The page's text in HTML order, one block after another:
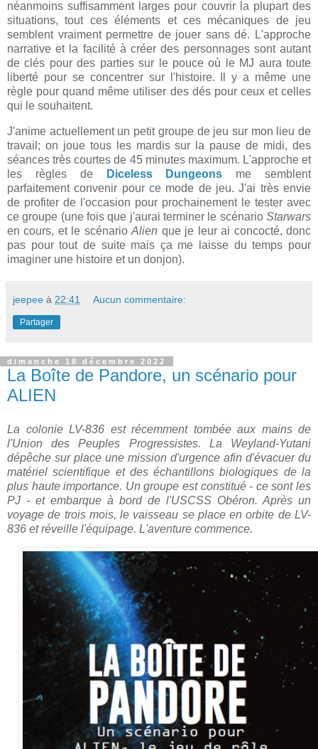
néanmoins suffisamment larges pour couvrir la plupart des
situations, tout ces éléments et ces mécaniques de jeu
semblent vraiment permettre de jouer sans dé. L'approche
narrative et la facilité à créer des personnages sont autant
de clés pour des parties sur le pouce où le MJ aura toute
liberté pour se concentrer sur l'histoire. Il y a même une
règle pour quand même utiliser des dés pour ceux et celles
qui le souhaitent.
J'anime actuellement un petit groupe de jeu sur mon lieu de
travail; on joue tous les mardis sur la pause de midi, des
séances très courtes de 45 minutes maximum. L'approche et
les règles de
Diceless Dungeons me semblent
parfaitement convenir pour ce mode de jeu. J'ai très envie
de profiter de l'occasion pour prochainement le tester avec
ce groupe (une fois que j'aurai terminer le scénario Starwars
en cours, et le scénarioAlien que je leur ai concocté, donc
pas pour tout de suite mais ça me laisse du temps pour
imaginer une histoire et un donjon).
jeepee à 22:41 Aucun commentaire:
Partager
dimanche 18 décembre 2022
La Boîte de Pandore, un scénario pour
ALIEN
La colonie LV-836 est récemment tombée aux mains de
l'Union des Peuples Progressistes. La Weyland-Yutani
dépêche sur place une mission d'urgence afin d'évacuer du
matériel scientifique et des échantillons biologiques de la
plus haute importance. Un groupe est constitué - ce sont les
PJ - et embarque à bord de l'USCSS Obéron. Après un
voyage de trois mois, le vaisseau se place en orbite de LV-
836 et réveille l'équipage. L'aventure commence.